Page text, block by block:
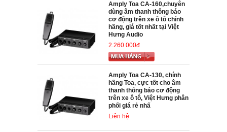
Amply Toa CA-160,chuyên
dùng âm thanh thông báo
cơ động trên xe ô tô chính
hãng, giá tốt nhất tại Việt
Hưng Audio
2.260.000đ
Amply Toa CA-130, chính
hãng Toa, cực tốt cho âm
thanh thông báo cơ động
trên xe ô tô, Việt Hưng phân
phối giá rẻ nhấ
Liên hệ